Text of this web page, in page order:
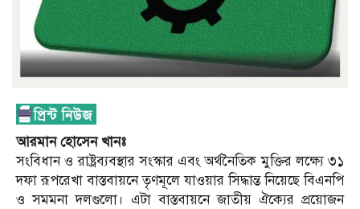
আরমান হোসেন খানঃ
সংবিধান ও রাষ্ট্রব্যবস্থার সংস্কার এবং অর্থনৈতিক মুক্তির লক্ষ্যে ৩১
দফা রূপরেখা বাস্তবায়নে তৃণমূলে যাওয়ার সিদ্ধান্ত নিয়েছে বিএনপি
ও সমমনা দলগুলো। এটা বাস্তবায়নে জাতীয় ঐক্যের প্রয়োজন